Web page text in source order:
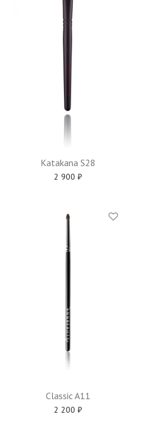
Katakana S28
2 900 ₽
Classic A11
2 200 ₽